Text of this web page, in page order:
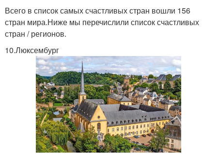
Всего в список самых счастливых стран вошли 156
стран мира.Ниже мы перечислили список счастливых
стран / регионов.
10.Люксембург